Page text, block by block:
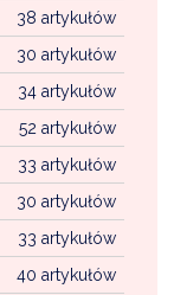
38 artykułów
30 artykułów
34 artykułów
52 artykułów
33 artykułów
30 artykułów
33 artykułów
40 artykułów